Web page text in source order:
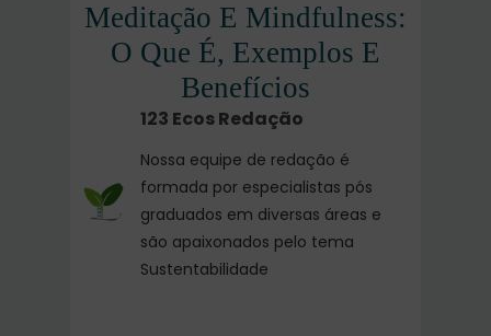
Meditação E Mindfulness:
O Que É, Exemplos E
Benefícios
123 Ecos Redação
Nossa equipe de redação é
formada por especialistas pós
graduados em diversas áreas e
são apaixonados pelo tema
Sustentabilidade